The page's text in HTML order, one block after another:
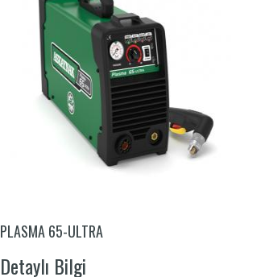
PLASMA 65-ULTRA
Detaylı Bilgi